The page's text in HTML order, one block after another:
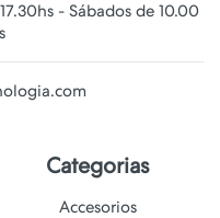
- Sábados de 10.00
Categorias
Accesorios